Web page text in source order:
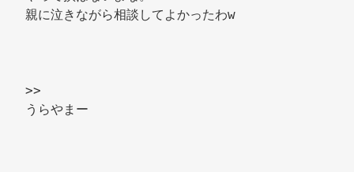
親に泣きながら相談してよかったわw
>>
うらやまー